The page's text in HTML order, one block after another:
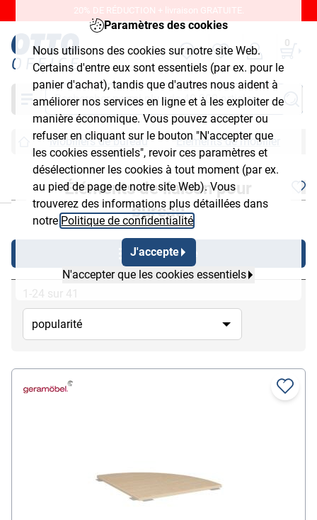
Paramètres des cookies
Nous utilisons des cookies sur notre site Web.
Certains d'entre eux sont essentiels (par ex. pour le
panier d'achat), tandis que d'autres nous aident à
améliorer nos services en ligne et à les exploiter de
manière économique. Vous pouvez accepter ou
refuser en cliquant sur le bouton "N'accepter que
les cookies essentiels", revoir ces paramètres et
désélectionner les cookies à tout moment (par ex.
au pied de page de notre site Web). Vous
trouverez des informations plus détaillées dans
notre Politique de confidentialité
J'accepte
N'accepter que les cookies essentiels
20% DE RÉDUCTION + livraison GRATUITE.
0
Chercher
Mobiliers de bureau Éléments de mobilier
Éléments de liaison pour
bureau
Afficher filtre
1-24 sur 41